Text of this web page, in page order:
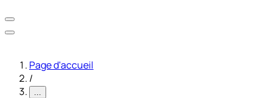
Page d'accueil
/
...